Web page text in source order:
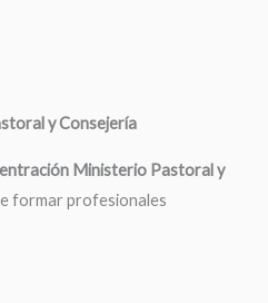
y Consejería
Ministerio Pastoral y
formar profesionales